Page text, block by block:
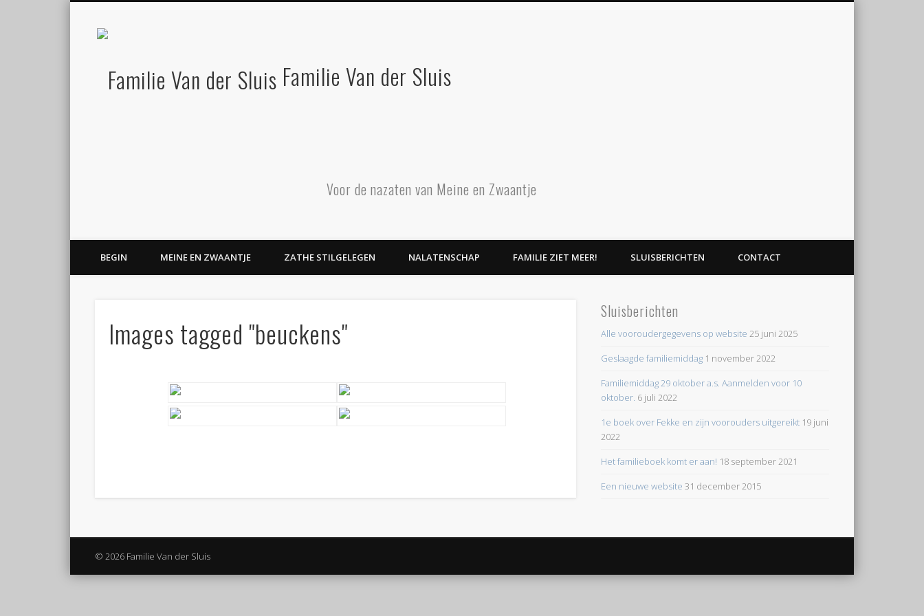
Familie Van der Sluis
Voor de nazaten van Meine en Zwaantje
BEGIN MEINE EN ZWAANTJE ZATHE STILGELEGEN NALATENSCHAP FAMILIE ZIET MEER! SLUISBERICHTEN CONTACT
Images tagged "beuckens"
Sluisberichten
Alle vooroudergegevens op website 25 juni 2025
Geslaagde familiemiddag 1 november 2022
Familiemiddag 29 oktober a.s. Aanmelden voor 10
oktober. 6 juli 2022
1e boek over Fekke en zijn voorouders uitgereikt 19 juni
2022
Het familieboek komt er aan! 18 september 2021
Een nieuwe website 31 december 2015
© 2026 Familie Van der Sluis